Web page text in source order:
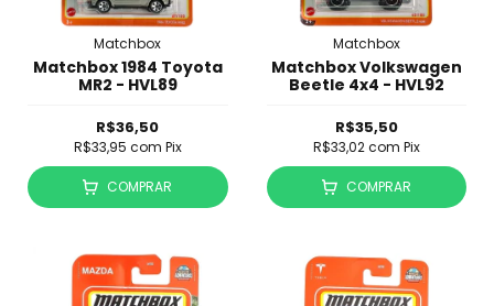
Matchbox
Matchbox 1984 Toyota
MR2 - HVL89
R$36,50
R$33,95 com Pix
COMPRAR
Matchbox
Matchbox Volkswagen
Beetle 4x4 - HVL92
R$35,50
R$33,02com Pix
COMPRAR